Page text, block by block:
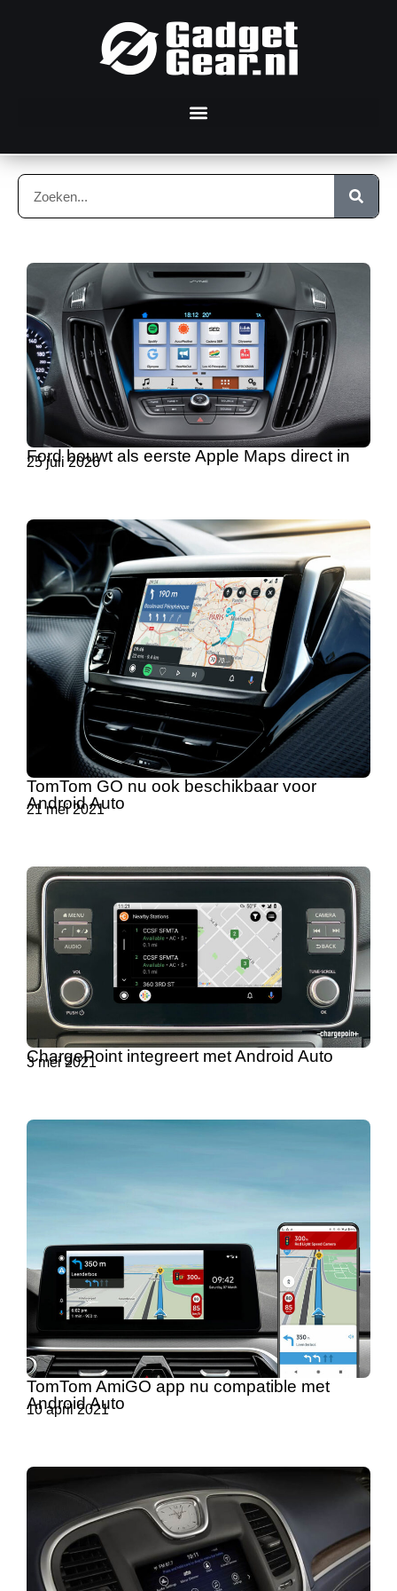
Ford bouwt als eerste Apple Maps direct in
25 juli 2026
TomTom GO nu ook beschikbaar voor
Android Auto
21 mei 2021
ChargePoint integreert met Android Auto
3 mei 2021
TomTom AmiGO app nu compatible met
Android Auto
10 april 2021